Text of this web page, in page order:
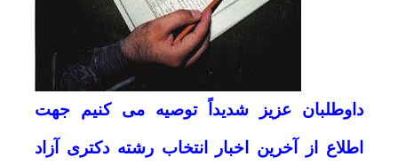
داوطلبان عزیز شدیداً توصیه می کنیم جهت
اطلاع از آخرین اخبار انتخاب رشته دکتری آزاد